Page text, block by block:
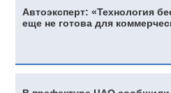
Автоэксперт: «Технология
еще не готова для